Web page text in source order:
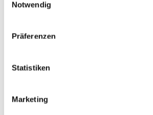
Notwendig
Präferenzen
Statistiken
Marketing
1st